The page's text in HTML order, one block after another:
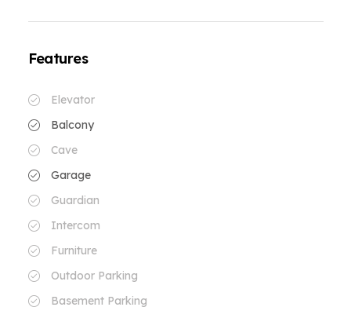
Features
Elevator
Balcony
Cave
Garage
Guardian
Intercom
Furniture
Outdoor Parking
Basement Parking